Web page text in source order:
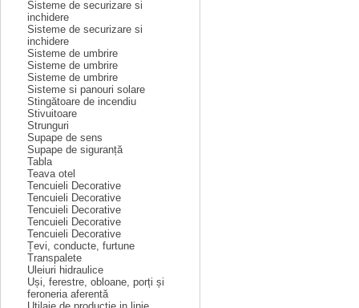
Sisteme de securizare si
inchidere
Sisteme de securizare si
inchidere
Sisteme de umbrire
Sisteme de umbrire
Sisteme de umbrire
Sisteme si panouri solare
Stingătoare de incendiu
Stivuitoare
Strunguri
Supape de sens
Supape de siguranță
Tabla
Teava otel
Tencuieli Decorative
Tencuieli Decorative
Tencuieli Decorative
Tencuieli Decorative
Tencuieli Decorative
Țevi, conducte, furtune
Transpalete
Uleiuri hidraulice
Uși, ferestre, obloane, porți și
feroneria aferentă